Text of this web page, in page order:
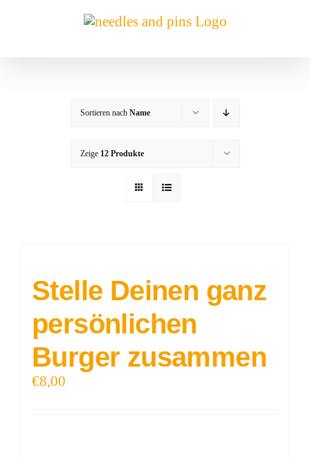
Sortieren nach Name
Zeige 12 Produkte
Stelle Deinen ganz
persönlichen
Burger zusammen
€8,00